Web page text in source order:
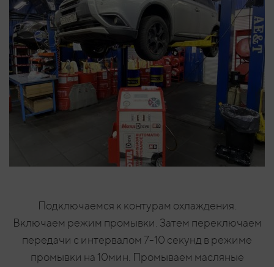
Подключаемся к контурам охлаждения.
Включаем режим промывки. Затем переключаем
передачи с интервалом 7-10 секунд в режиме
промывки на 10мин. Промываем масляные